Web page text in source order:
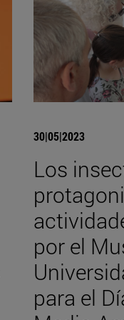
30|05|2023
Los
por el
para el